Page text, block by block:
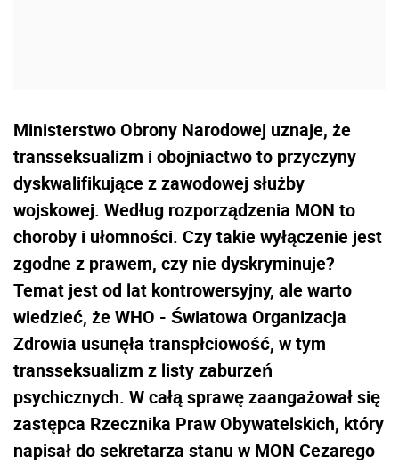
Ministerstwo Obrony Narodowej uznaje, że
transseksualizm i obojniactwo to przyczyny
dyskwalifikujące z zawodowej służby
wojskowej. Według rozporządzenia MON to
choroby i ułomności. Czy takie wyłączenie jest
zgodne z prawem, czy nie dyskryminuje?
Temat jest od lat kontrowersyjny, ale warto
wiedzieć, że WHO - Światowa Organizacja
Zdrowia usunęła transpłciowość, w tym
transseksualizm z listy zaburzeń
psychicznych. W całą sprawę zaangażował się
zastępca Rzecznika Praw Obywatelskich, który
napisał do sekretarza stanu w MON Cezarego